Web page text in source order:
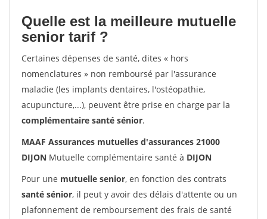
Quelle est la meilleure mutuelle
senior tarif ?
Certaines dépenses de santé, dites « hors
nomenclatures » non remboursé par l'assurance
maladie (les implants dentaires, l'ostéopathie,
acupuncture,...), peuvent être prise en charge par la
complémentaire santé sénior.
MAAF Assurances mutuelles d'assurances 21000
DIJON Mutuelle complémentaire santé à DIJON
Pour une mutuelle senior, en fonction des contrats
santé sénior, il peut y avoir des délais d'attente ou un
plafonnement de remboursement des frais de santé